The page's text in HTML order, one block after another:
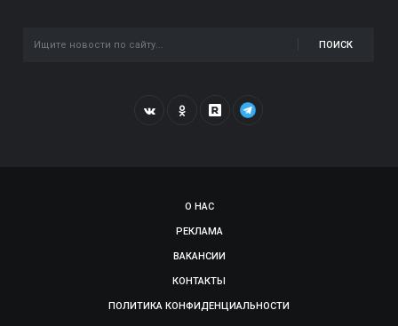
ПОИСК
О НАС
РЕКЛАМА
ВАКАНСИИ
КОНТАКТЫ
ПОЛИТИКА КОНФИДЕНЦИАЛЬНОСТИ